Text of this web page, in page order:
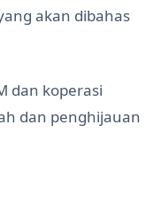
akan dibahas
dan koperasi
dan penghijauan